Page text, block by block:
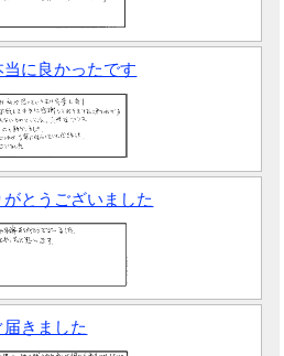
に良かったです
とうございました
きました